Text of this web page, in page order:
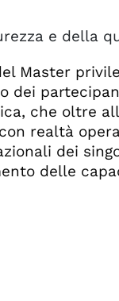
e della
Master
dei
che oltre
realtà
dei
delle